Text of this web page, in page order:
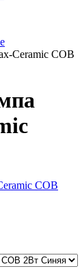
Ceramic COB